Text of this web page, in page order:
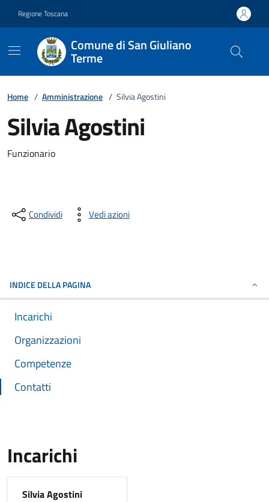
Regione Toscana
Comune di San Giuliano
Terme
Home / Amministrazione / Silvia Agostini
Silvia Agostini
Descrizione breve
Funzionario
Condividi Vedi azioni
INDICE DELLA PAGINA
Incarichi
Organizzazioni
Competenze
Contatti
Incarichi
Silvia Agostini